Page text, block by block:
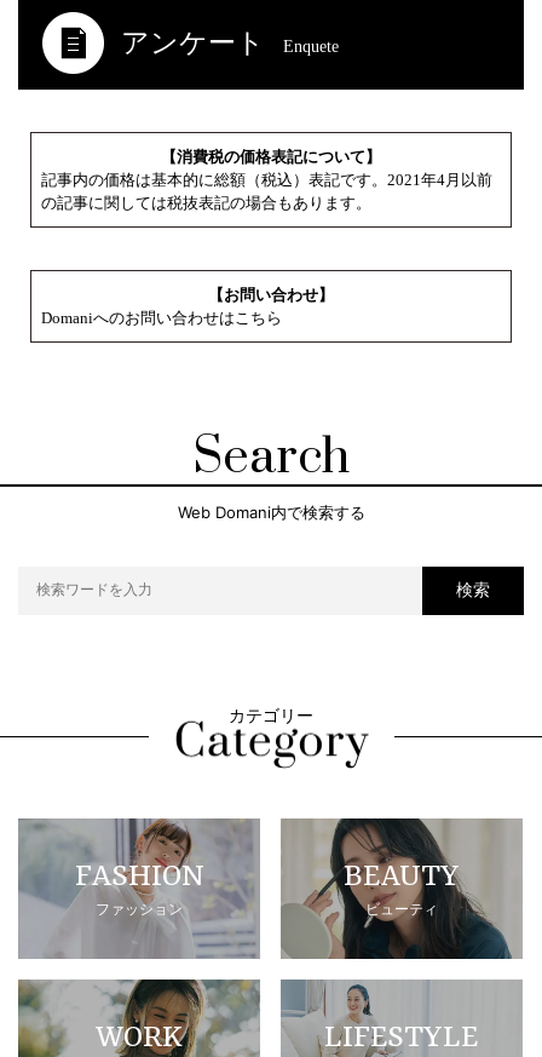
アンケート Enquete
【消費税の価格表記について】
記事内の価格は基本的に総額（税込）表記です。2021年4月以前
の記事に関しては税抜表記の場合もあります。
【お問い合わせ】
Domaniへのお問い合わせはこちら
Search
Web Domani内で検索する
検索
カテゴリー
FASHION
ファッション
BEAUTY
ビューティ
WORK LIFESTYLE